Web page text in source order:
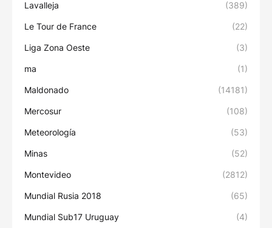
Lavalleja (389)
Le Tour de France (22)
Liga Zona Oeste (3)
ma (1)
Maldonado (14181)
Mercosur (108)
Meteorología (53)
Minas (52)
Montevideo (2812)
Mundial Rusia 2018 (65)
Mundial Sub17 Uruguay (4)